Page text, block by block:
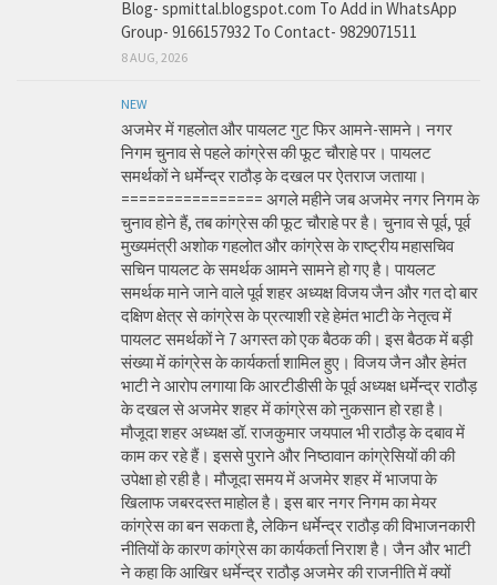
Blog- spmittal.blogspot.com To Add in WhatsApp
Group- 9166157932 To Contact- 9829071511
8 AUG, 2026
NEW
अजमेर में गहलोत और पायलट गुट फिर आमने-सामने। नगर
निगम चुनाव से पहले कांग्रेस की फूट चौराहे पर। पायलट
समर्थकों ने धर्मेन्द्र राठौड़ के दखल पर ऐतराज जताया।
================ अगले महीने जब अजमेर नगर निगम के
चुनाव होने हैं, तब कांग्रेस की फूट चौराहे पर है। चुनाव से पूर्व, पूर्व
मुख्यमंत्री अशोक गहलोत और कांग्रेस के राष्ट्रीय महासचिव
सचिन पायलट के समर्थक आमने सामने हो गए है। पायलट
समर्थक माने जाने वाले पूर्व शहर अध्यक्ष विजय जैन और गत दो बार
दक्षिण क्षेत्र से कांग्रेस के प्रत्याशी रहे हेमंत भाटी के नेतृत्व में
पायलट समर्थकों ने 7 अगस्त को एक बैठक की। इस बैठक में बड़ी
संख्या में कांग्रेस के कार्यकर्ता शामिल हुए। विजय जैन और हेमंत
भाटी ने आरोप लगाया कि आरटीडीसी के पूर्व अध्यक्ष धर्मेन्द्र राठौड़
के दखल से अजमेर शहर में कांग्रेस को नुकसान हो रहा है।
मौजूदा शहर अध्यक्ष डॉ. राजकुमार जयपाल भी राठौड़ के दबाव में
काम कर रहे हैं। इससे पुराने और निष्ठावान कांग्रेसियों की की
उपेक्षा हो रही है। मौजूदा समय में अजमेर शहर में भाजपा के
खिलाफ जबरदस्त माहोल है। इस बार नगर निगम का मेयर
कांग्रेस का बन सकता है, लेकिन धर्मेन्द्र राठौड़ की विभाजनकारी
नीतियों के कारण कांग्रेस का कार्यकर्ता निराश है। जैन और भाटी
ने कहा कि आखिर धर्मेन्द्र राठौड़ अजमेर की राजनीति में क्यों